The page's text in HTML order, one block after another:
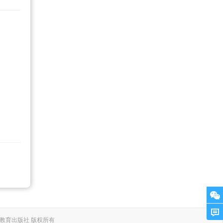
育出版社 版权所有